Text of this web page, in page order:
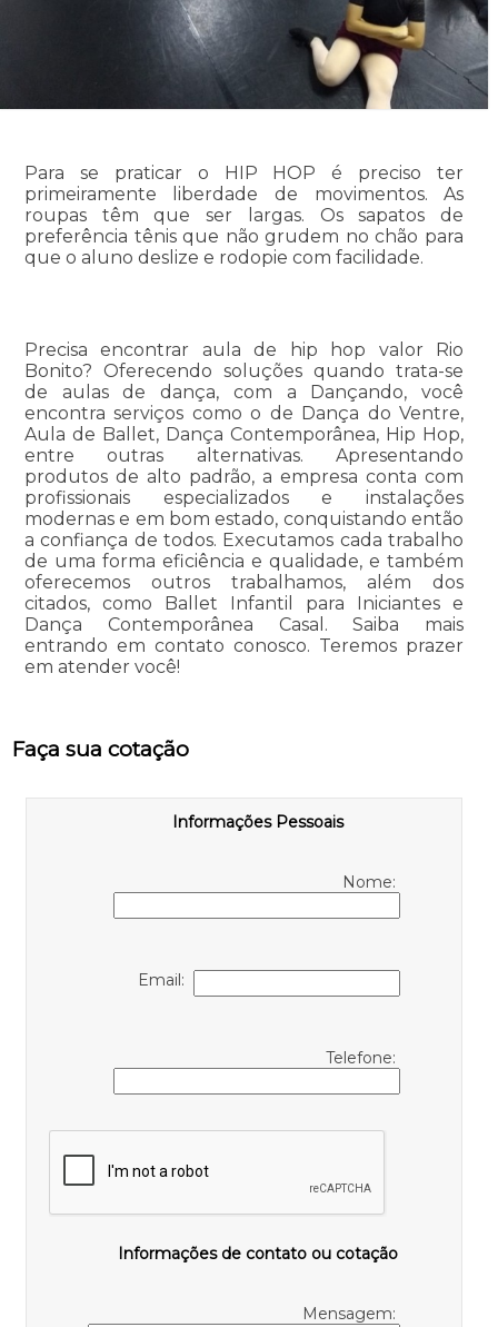
Para se praticar o HIP HOP é preciso ter
primeiramente liberdade de movimentos. As
roupas têm que ser largas. Os sapatos de
preferência tênis que não grudem no chão para
que o aluno deslize e rodopie com facilidade.
Precisa encontrar aula de hip hop valor Rio
Bonito? Oferecendo soluções quando trata-se
de aulas de dança, com a Dançando, você
encontra serviços como o de Dança do Ventre,
Aula de Ballet, Dança Contemporânea, Hip Hop,
entre outras alternativas. Apresentando
produtos de alto padrão, a empresa conta com
profissionais especializados e instalações
modernas e em bom estado, conquistando então
a confiança de todos. Executamos cada trabalho
de uma forma eficiência e qualidade, e também
oferecemos outros trabalhamos, além dos
citados, como Ballet Infantil para Iniciantes e
Dança Contemporânea Casal. Saiba mais
entrando em contato conosco. Teremos prazer
em atender você!
Faça sua cotação
Informações Pessoais
Nome:
Email:
Telefone:
Informações de contato ou cotação
Mensagem: